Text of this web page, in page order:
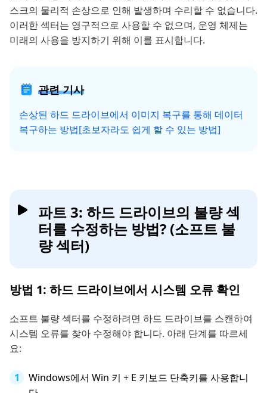
스크의 물리적 손상으로 인해 발생하며 수리할 수 없습니다.
이러한 섹터는 영구적으로 사용할 수 없으며, 운영 체제는
미래의 사용을 방지하기 위해 이를 표시합니다.
관련 기사
손상된 하드 드라이브에서 이미지 복구를 통해 데이터
복구하는 방법[초보자라도 쉽게 할 수 있는 방법]
파트 3: 하드 드라이브의 불량 섹
터를 수정하는 방법? (소프트 불
량 섹터)
방법 1: 하드 드라이브에서 시스템 오류 확인
소프트 불량 섹터를 수정하려면 하드 드라이브를 스캔하여
시스템 오류를 찾아 수정해야 합니다. 아래 단계를 따르세
요:
Windows에서 Win 키 + E 키보드 단축키를 사용합니